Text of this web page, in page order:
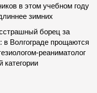
в этом учебном году
зимних
борец за
в Волгограде прощаются
реаниматолог
категории